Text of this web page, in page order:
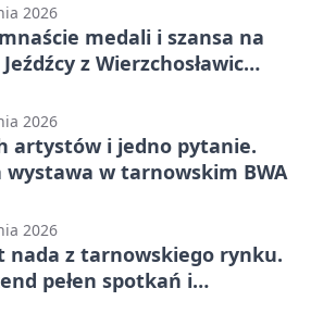
2026
medali i szansa na
z Wierzchosławic
2026
artystów i jedno pytanie.
wystawa w tarnowskim BWA
2026
nada z tarnowskiego rynku.
pełen spotkań i